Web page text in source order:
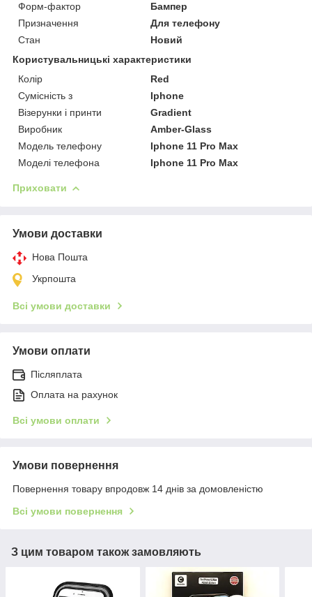
Форм-фактор
Бампер
Призначення
Для телефону
Стан
Новий
Користувальницькі характеристики
Колір
Red
Сумісність з
Iphone
Візерунки і принти
Gradient
Виробник
Amber-Glass
Модель телефону
Iphone 11 Pro Max
Моделі телефона
Iphone 11 Pro Max
Приховати
Умови доставки
Нова Пошта
Укрпошта
Всі умови доставки
Умови оплати
Післяплата
Оплата на рахунок
Всі умови оплати
Умови повернення
Повернення товару впродовж 14 днів за домовленістю
Всі умови повернення
З цим товаром також замовляють